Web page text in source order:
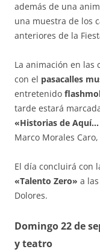
además de una
una muestra de los
anteriores de la
La animación en las
con el pasacalles
entretenido
tarde estará
«Historias de
Marco Morales
El día concluirá con
«Talento Zero» a
Dolores.
Domingo 22 de
y teatro